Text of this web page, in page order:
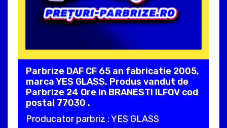
Parbrize DAF CF 65 an fabricatie 2005,
marca YES GLASS. Produs vandut de
Parbrize 24 Ore in BRANESTI ILFOV cod
postal 77030 .
Producator parbriz : YES GLASS